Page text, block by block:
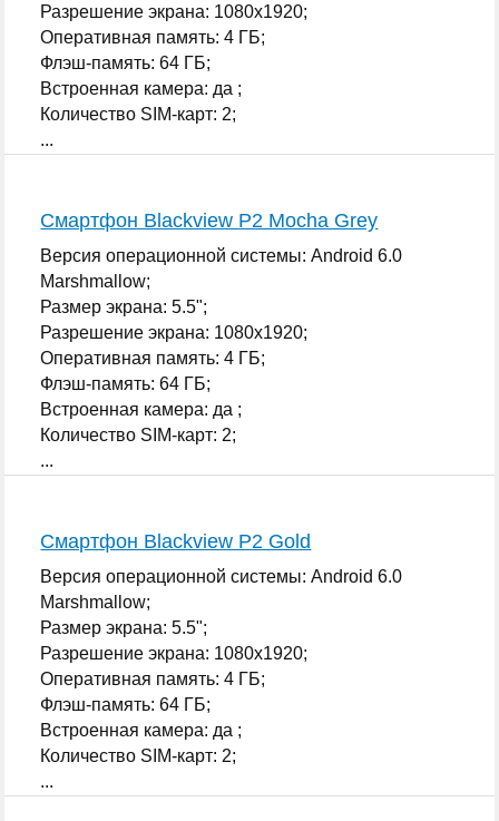
Разрешение экрана: 1080x1920;
Оперативная память: 4 ГБ;
Флэш-память: 64 ГБ;
Встроенная камера: да ;
Количество SIM-карт: 2;
...
Смартфон Blackview P2 Mocha Grey
Версия операционной системы: Android 6.0
Marshmallow;
Размер экрана: 5.5";
Разрешение экрана: 1080x1920;
Оперативная память: 4 ГБ;
Флэш-память: 64 ГБ;
Встроенная камера: да ;
Количество SIM-карт: 2;
...
Смартфон Blackview P2 Gold
Версия операционной системы: Android 6.0
Marshmallow;
Размер экрана: 5.5";
Разрешение экрана: 1080x1920;
Оперативная память: 4 ГБ;
Флэш-память: 64 ГБ;
Встроенная камера: да ;
Количество SIM-карт: 2;
...